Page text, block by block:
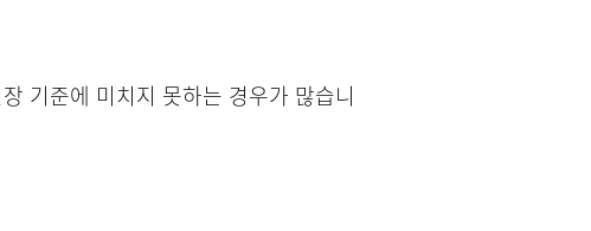
기준에 미치지 못하는 경우가 많습니